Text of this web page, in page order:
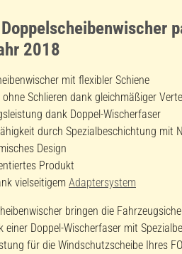
Doppelscheibenwischer
2018
mit flexibler Schiene
Schlieren dank gleichmäßiger
dank Doppel-Wischerfaser
durch Spezialbeschichtung mit
Design
Produkt
vielseitigem Adaptersystem
bringen die
einer Doppel-Wischerfaser mit
für die Windschutzscheibe Ihres